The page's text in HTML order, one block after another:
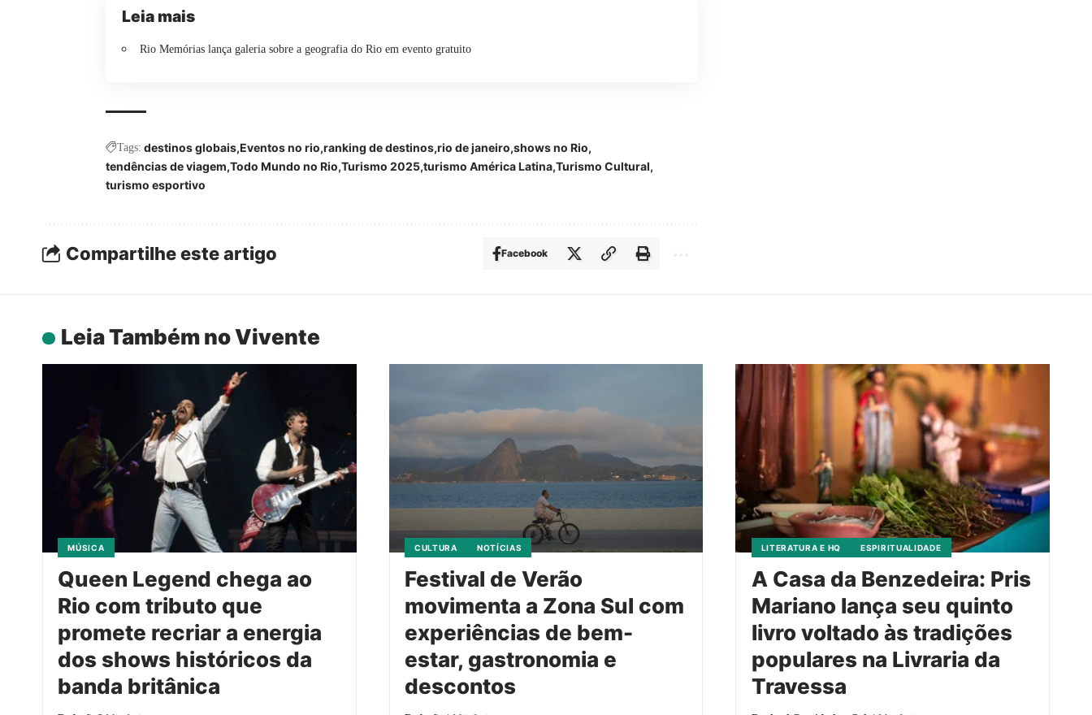
Leia mais
Rio Memórias lança galeria sobre a geografia do Rio em evento gratuito
Tags: destinos globais Eventos no rio ranking de destinos rio de janeiro shows no Rio
tendências de viagem Todo Mundo no Rio Turismo 2025 turismo América Latina Turismo Cultural
turismo esportivo
Compartilhe este artigo Facebook
Leia Também no Vivente
MÚSICA
Queen Legend chega ao
Rio com tributo que
promete recriar a energia
dos shows históricos da
banda britânica
CULTURA NOTÍCIAS
Festival de Verão
movimenta a Zona Sul com
experiências de bem-
estar, gastronomia e
descontos
LITERATURA E HQ ESPIRITUALIDADE
A Casa da Benzedeira: Pris
Mariano lança seu quinto
livro voltado às tradições
populares na Livraria da
Travessa